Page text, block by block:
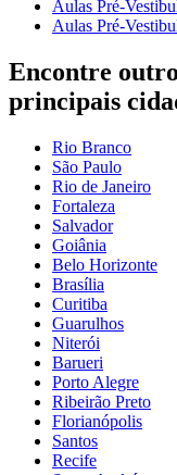
Aulas Pré-
Aulas Pré-
Encontre
principais
Rio Branco
São Paulo
Rio de Janeiro
Fortaleza
Salvador
Goiânia
Belo Horizonte
Brasília
Curitiba
Guarulhos
Niterói
Barueri
Porto Alegre
Ribeirão Preto
Florianópolis
Santos
Recife